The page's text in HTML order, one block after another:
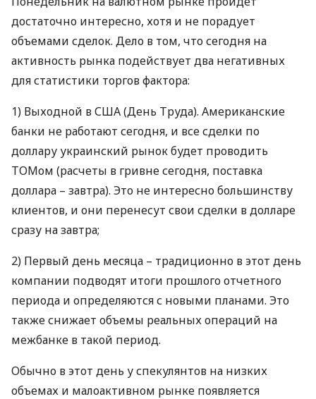
достаточно интересно, хотя и не порадует
объемами сделок. Дело в том, что сегодня на
активность рынка подействует два негативных
для статистики торгов фактора:
1) Выходной вСША(День Труда). Американские
банки не работают сегодня, и все сделки по
доллару украинский рынок будет проводить
ТОМом (расчеты в гривне сегодня, поставка
доллара – завтра). Это не интересно большинству
клиентов, и они перенесут свои сделки в долларе
сразу на завтра;
2) Первый день месяца – традиционно в этот день
компании подводят итоги прошлого отчетного
периода и определяются с новыми планами. Это
также снижает объемы реальных операций на
межбанке в такой период.
Обычно в этот день у спекулянтов на низких
объемах и малоактивном рынке появляется